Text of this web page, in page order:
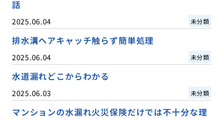
話
2025.06.04 未分類
排水溝ヘアキャッチ触らず簡単処理
2025.06.04 未分類
水道漏れどこからわかる
2025.06.03 未分類
マンションの水漏れ火災保険だけでは不十分な理